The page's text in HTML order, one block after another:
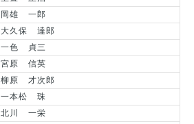
岡雄 一郎
大久保 達郎
一色 貞三
宮原 信英
柳原 才次郎
一本松 珠
北川 一栄